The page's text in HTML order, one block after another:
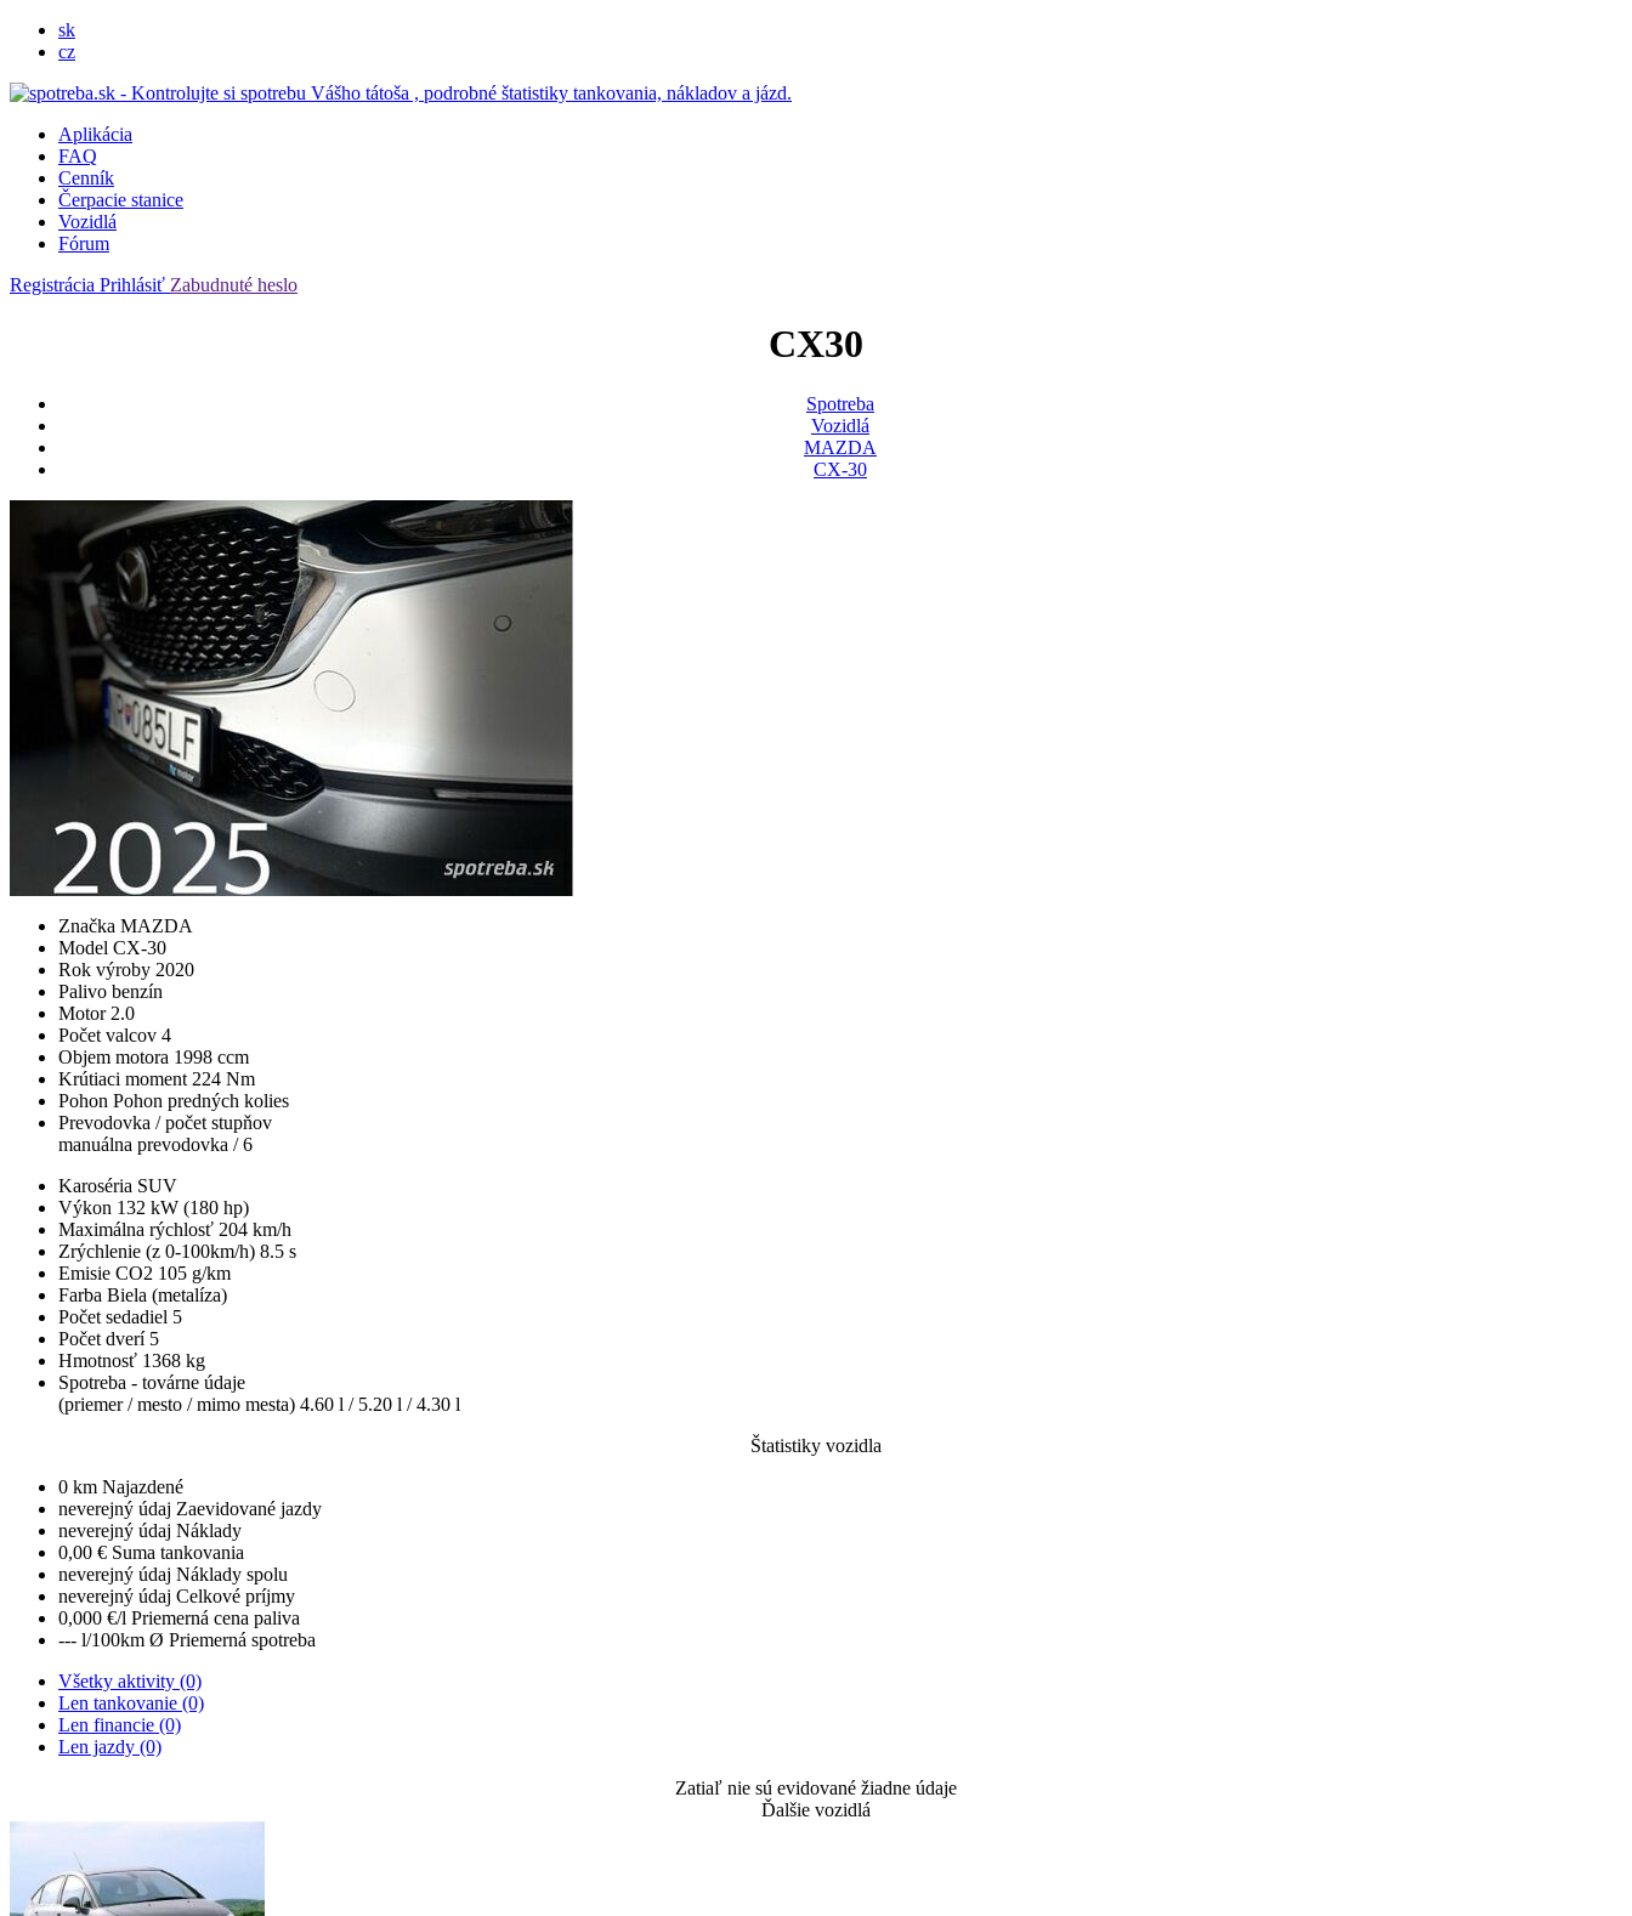
sk
cz
Aplikácia
FAQ
Cenník
Čerpacie stanice
Vozidlá
Fórum
Registrácia Prihlásiť Zabudnuté heslo
CX30
Spotreba
Vozidlá
MAZDA
CX-30
Značka MAZDA
Model CX-30
Rok výroby 2020
Palivo benzín
Motor 2.0
Počet valcov 4
Objem motora 1998 ccm
Krútiaci moment 224 Nm
Pohon Pohon predných kolies
Prevodovka / počet stupňov
manuálna prevodovka / 6
Karoséria SUV
Výkon 132 kW (180 hp)
Maximálna rýchlosť 204 km/h
Zrýchlenie (z 0-100km/h) 8.5 s
Emisie CO2 105 g/km
Farba Biela (metalíza)
Počet sedadiel 5
Počet dverí 5
Hmotnosť 1368 kg
Spotreba - továrne údaje
(priemer / mesto / mimo mesta) 4.60 l / 5.20 l / 4.30 l
Štatistiky vozidla
0 km Najazdené
neverejný údaj Zaevidované jazdy
neverejný údaj Náklady
0,00 € Suma tankovania
neverejný údaj Náklady spolu
neverejný údaj Celkové príjmy
0,000 €/l Priemerná cena paliva
--- l/100km Ø Priemerná spotreba
Všetky aktivity (0)
Len tankovanie (0)
Len financie (0)
Len jazdy (0)
Zatiaľ nie sú evidované žiadne údaje
Ďalšie vozidlá